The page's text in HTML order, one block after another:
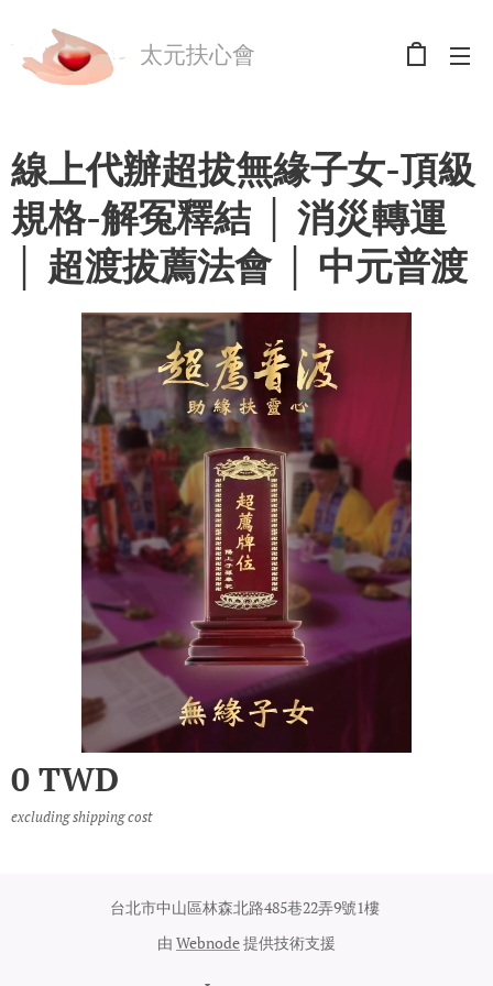
太元扶心會
線上代辦超拔無緣子女-頂級
規格-解冤釋結 │ 消災轉運
│ 超渡拔薦法會 │ 中元普渡
0 TWD
excluding shipping cost
台北市中山區林森北路485巷22弄9號1樓
由 Webnode提供技術支援